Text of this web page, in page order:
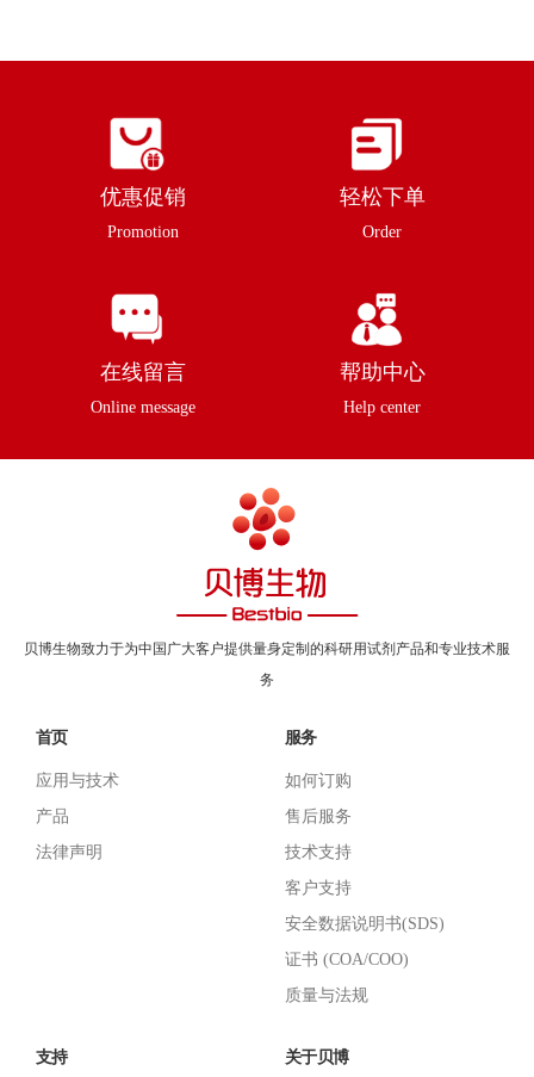
优惠促销
Promotion
轻松下单
Order
在线留言
Online message
帮助中心
Help center
贝博生物致力于为中国广大客户提供量身定制的科研用试剂产品和专业技术服
务
首页
应用与技术
产品
法律声明
服务
如何订购
售后服务
技术支持
客户支持
安全数据说明书(SDS)
证书 (COA/COO)
质量与法规
支持 关于贝博